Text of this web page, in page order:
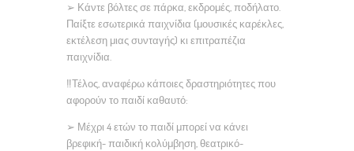
➢ Κάντε βόλτες σε πάρκα, εκδρομές, ποδήλατο.
Παίξτε εσωτερικά παιχνίδια (μουσικές καρέκλες,
εκτέλεση μιας συνταγής) κι επιτραπέζια
παιχνίδια.
‼️Τέλος, αναφέρω κάποιες δραστηριότητες που
αφορούν το παιδί καθαυτό:
➢ Μέχρι 4 ετών το παιδί μπορεί να κάνει
βρεφική- παιδική κολύμβηση, θεατρικό-